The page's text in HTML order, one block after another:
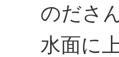
のださ
水面に